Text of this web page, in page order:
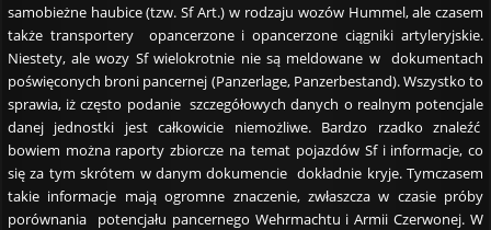
samobieżne haubice (tzw. Sf Art.) w rodzaju wozów Hummel, ale czasem
także transportery opancerzone i opancerzone ciągniki artyleryjskie.
Niestety, ale wozy Sf wielokrotnie nie są meldowane w dokumentach
poświęconych broni pancernej (Panzerlage, Panzerbestand). Wszystko to
sprawia, iż często podanie szczegółowych danych o realnym potencjale
danej jednostki jest całkowicie niemożliwe. Bardzo rzadko znaleźć
bowiem można raporty zbiorcze na temat pojazdów Sf i informacje, co
się za tym skrótem w danym dokumencie dokładnie kryje. Tymczasem
takie informacje mają ogromne znaczenie, zwłaszcza w czasie próby
porównania potencjału pancernego Wehrmachtu i Armii Czerwonej. W